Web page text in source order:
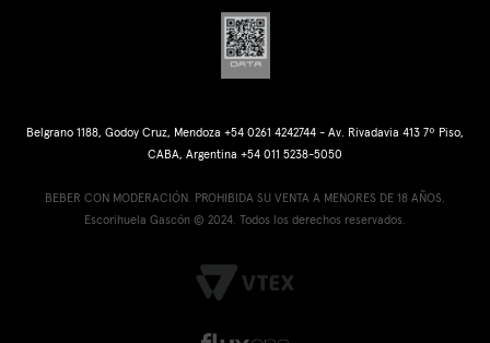
Belgrano 1188, Godoy Cruz, Mendoza +54 0261 4242744 - Av. Rivadavia 413 7º Piso,
CABA, Argentina +54 011 5238-5050
BEBER CON MODERACIÓN. PROHIBIDA SU VENTA A MENORES DE 18 AÑOS.
Escorihuela Gascón © 2024. Todos los derechos reservados.